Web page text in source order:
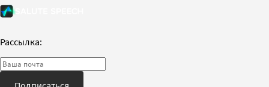
Рассылка: